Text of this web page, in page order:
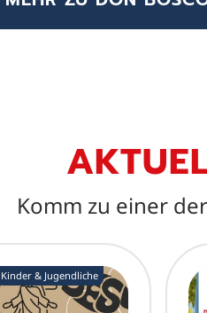
Komm zu einer
Kinder & Jugendliche